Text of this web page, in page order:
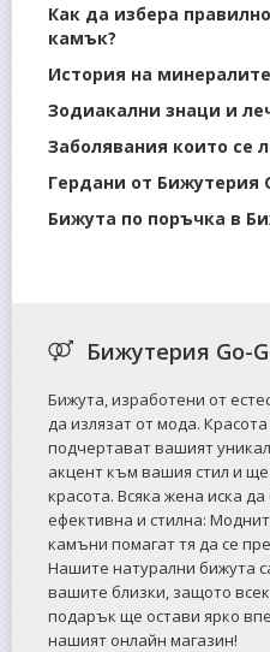
Как да избера
камък?
История на минералите
Зодиакални знаци и
Заболявания които се
Гердани от Бижутерия
Бижута по поръчка в
Бижутерия Go-
Бижута, изработени от
да излязат от мода.
подчертават вашият
акцент към вашия стил и
красота. Всяка жена иска
ефективна и стилна:
камъни помагат тя да се
Нашите натурални бижута
вашите близки, защото
подарък ще остави ярко
нашият онлайн магазин!